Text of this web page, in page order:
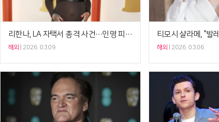
리한나, LA 자택서 총격 사건…인명 피해 無[Ce;월드뷰]
해외 2026. 03.09 해외 2026. 03.06